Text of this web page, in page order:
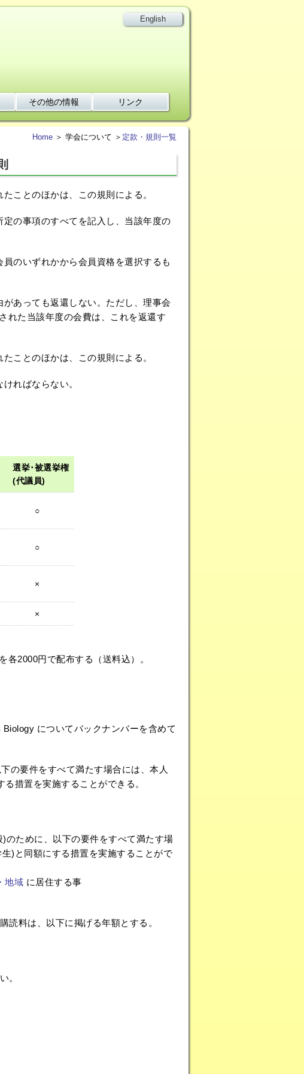
English
その他の情報 リンク
Home ＞ 学会について ＞ 定款・規則一覧
ことのほかは、この規則による。
の事項のすべてを記入し、当該年度の
のいずれかから会員資格を選択するも
あっても返還しない。ただし、理事会
れた当該年度の会費は、これを返還す
ことのほかは、この規則による。
ればならない。
選挙･被選挙権
(代議員)
○
○
×
×
2000円で配布する（送料込）。
についてバックナンバーを含めて
の要件をすべて満たす場合には、本人
措置を実施することができる。
ために、以下の要件をすべて満たす場
)と同額にする措置を実施することがで
地域 に居住する事
料は、以下に掲げる年額とする。
。